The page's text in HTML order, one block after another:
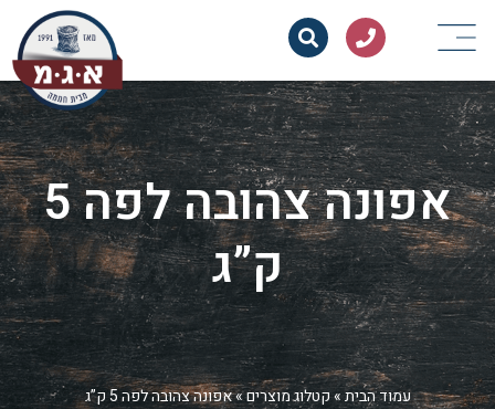
אפונה צהובה לפה 5
ק”ג
עמוד הבית»קטלוג מוצרים»אפונה צהובה לפה 5 ק”ג